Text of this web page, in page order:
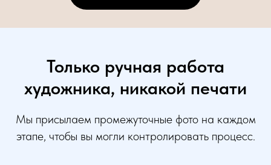
Только ручная работа
художника, никакой печати
Мы присылаем промежуточные фото на каждом
этапе, чтобы вы могли контролировать процесс.